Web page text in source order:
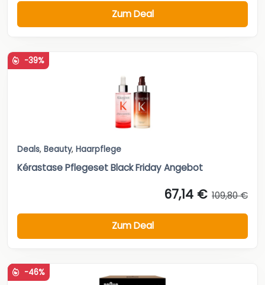
Zum Deal
-39%
Deals, Beauty, Haarpflege
Kérastase Pflegeset Black Friday Angebot
67,14 € 109,80 €
Zum Deal
-46%